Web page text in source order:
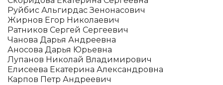
Руйбис Альгирдас Зенонасович
Жирнов Егор Николаевич
Ратников Сергей Сергеевич
Чанова Дарья Андреевна
Аносова Дарья Юрьевна
Лупанов Николай Владимирович
Елисеева Екатерина Александровна
Карпов Петр Андреевич